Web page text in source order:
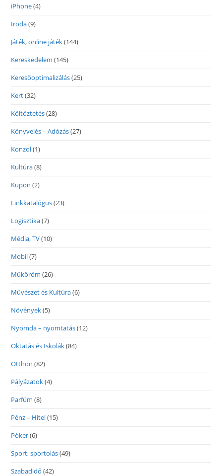
iPhone(4)
Iroda(9)
Játék, online játék(144)
Kereskedelem (145)
Keresőoptimalizálás(25)
Kert(32)
Költöztetés(28)
Könyvelés – Adózás(27)
Konzol(1)
Kultúra(8)
Kupon (2)
Linkkatalógus(23)
Logisztika(7)
Média, TV(10)
Mobil(7)
Műköröm (26)
Művészet és Kultúra(6)
Növények(5)
Nyomda – nyomtatás(12)
Oktatás és Iskolák(84)
Otthon (82)
Pályázatok(4)
Parfüm (8)
Pénz – Hitel(15)
Póker(6)
Sport, sportolás(49)
Szabadidő (42)